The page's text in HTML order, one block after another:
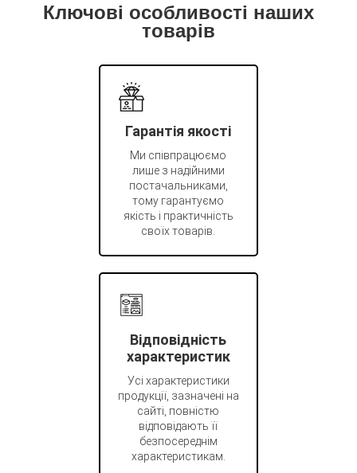
Ключові особливості наших
товарів
Гарантія якості
Ми співпрацюємо
лише з надійними
постачальниками,
тому гарантуємо
якість і практичність
своїх товарів.
Відповідність
характеристик
Усі характеристики
продукції, зазначені на
сайті, повністю
відповідають її
безпосереднім
характеристикам.